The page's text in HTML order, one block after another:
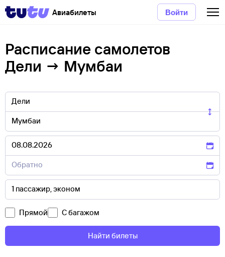
Авиабилеты Войти
Расписание самолетов
Дели → Мумбаи
Прямой С багажом
Найти билеты